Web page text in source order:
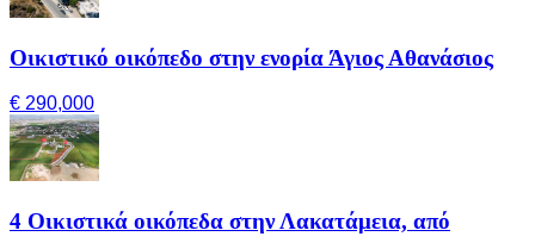
Οικιστικό οικόπεδο στην ενορία Άγιος Αθανάσιος
€ 290,000
4 Οικιστικά οικόπεδα στην Λακατάμεια, από